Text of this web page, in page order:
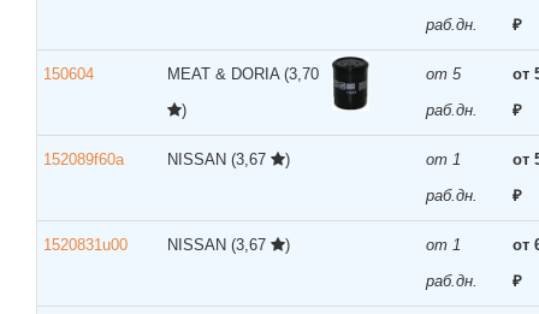
раб.дн.
₽
150604 MEAT & DORIA (3,70
)
от 5
раб.дн.
от
₽
152089f60a NISSAN (3,67 )
от 1
раб.дн.
от
₽
1520831u00 NISSAN (3,67 )
от 1
раб.дн.
от
₽